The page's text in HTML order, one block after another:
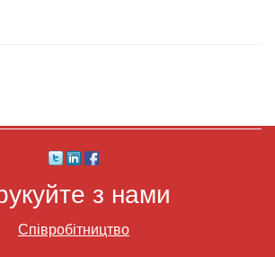
з нами
Співробітництво